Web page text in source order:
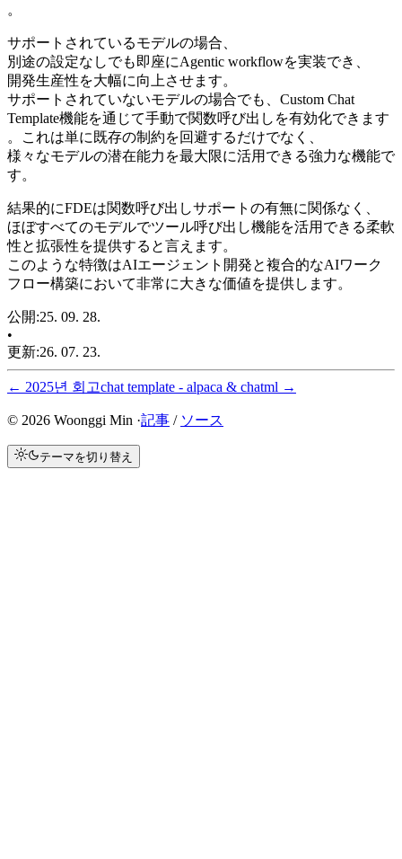
。
サポートされているモデルの場合、
別途の設定なしでも即座にAgentic workflowを実装でき、
開発生産性を大幅に向上させます。
サポートされていないモデルの場合でも、Custom Chat
Template機能を通じて手動で関数呼び出しを有効化できます
。これは単に既存の制約を回避するだけでなく、
様々なモデルの潜在能力を最大限に活用できる強力な機能で
す。
結果的にFDEは関数呼び出しサポートの有無に関係なく、
ほぼすべてのモデルでツール呼び出し機能を活用できる柔軟
性と拡張性を提供すると言えます。
このような特徴はAIエージェント開発と複合的なAIワーク
フロー構築において非常に大きな価値を提供します。
公開:25. 09. 28.
•
更新:26. 07. 23.
← 2025년 회고chat template - alpaca & chatml →
© 2026 Woonggi Min ·記事 / ソース
テーマを切り替え